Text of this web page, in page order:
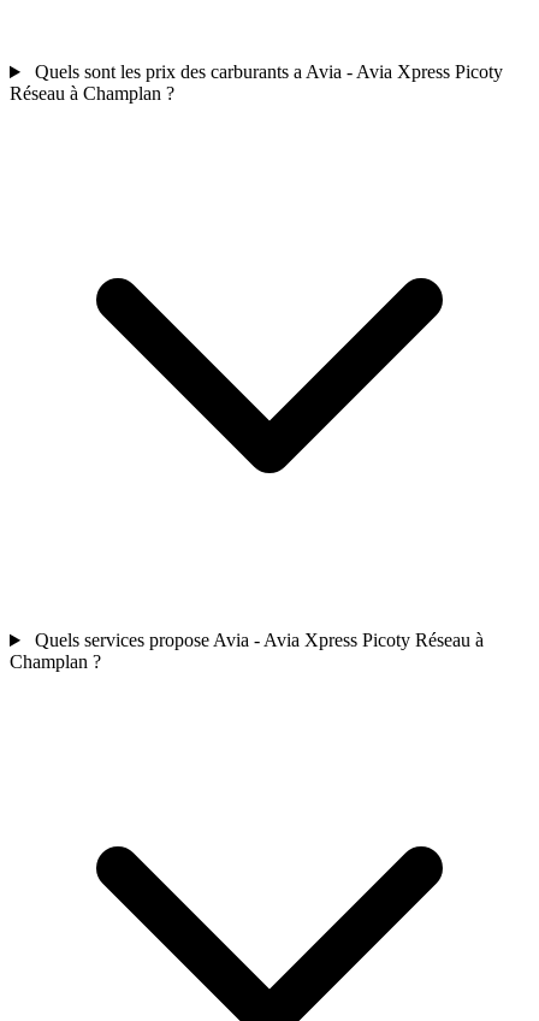
Quels sont les prix des carburants a Avia - Avia Xpress Picoty
Réseau à Champlan ?
Quels services propose Avia - Avia Xpress Picoty Réseau à
Champlan ?